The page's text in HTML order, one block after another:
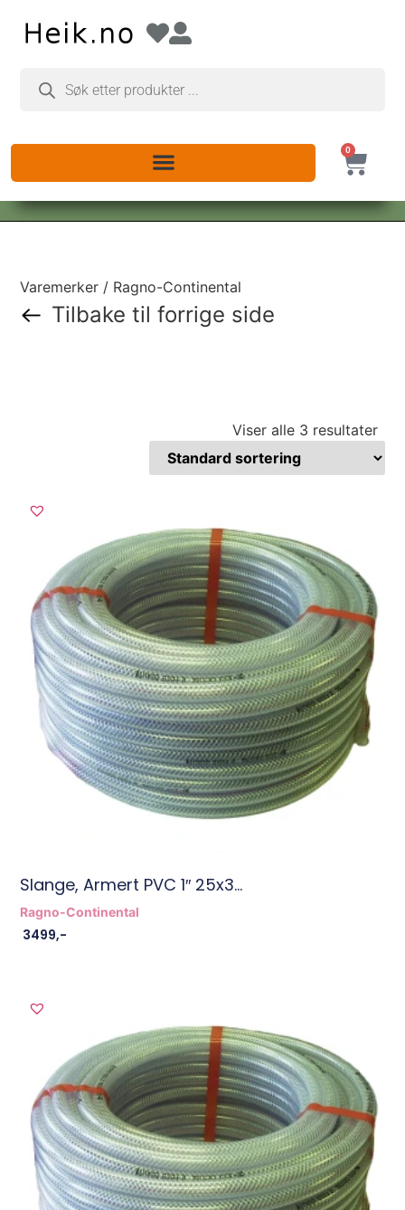
0
Varemerker / Ragno-Continental
Tilbake til forrige side
Viser alle 3 resultater
Slange, Armert PVC 1″ 25x3...
Ragno-Continental
3499,-